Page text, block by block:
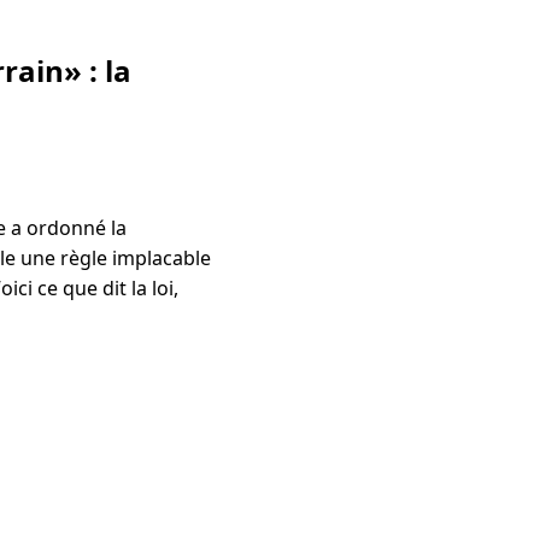
: la
a ordonné la
une règle implacable
ce que dit la loi,